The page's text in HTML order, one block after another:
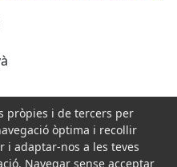
pròpies i de tercers per
òptima i recollir
adaptar-nos a les teves
Navegar sense acceptar